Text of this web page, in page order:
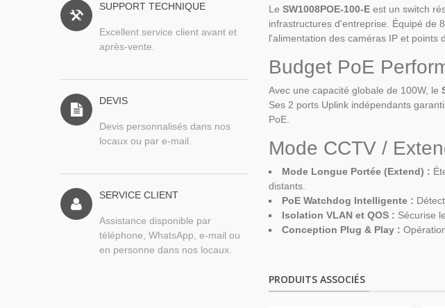
SUPPORT TECHNIQUE
Excellent service client avant et
après-vente.
DEVIS
Devis personnalisés dans nos
locaux ou par e-mail.
SERVICE CLIENT
Assistance disponible par
téléphone, WhatsApp, e-mail ou
en personne dans nos locaux.
Le SW1008POE-100-E est un switch
infrastructures d'entreprise. Équipé de
l'alimentation des caméras IP et points
Budget PoE
Avec une capacité globale de 100W, le
Ses 2 ports Uplink indépendants
PoE.
Mode CCTV /
Mode Longue Portée (Extend) :
distants.
PoE Watchdog Intelligente :
Isolation VLAN et QOS : Sécurise
Conception Plug & Play :
PRODUITS ASSOCIÉS